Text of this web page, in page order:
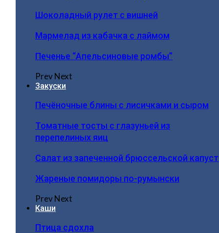
Шоколадный рулет с вишней
Мармелад из кабачка с лаймом
Печенье “Апельсиновые ромбы”
PrevNext
Закуски
Печёночные блины с лисичками и сыром
Томатные тосты с глазуньей из
перепелиных яиц
Салат из запеченной брюссельской
Жареные помидоры по-румынски
PrevNext
Каши
Птица сдохла